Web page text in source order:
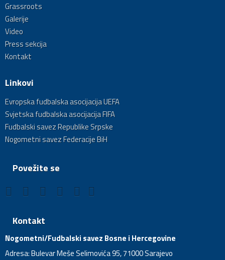
Grassroots
Galerije
Video
Press sekcija
Kontakt
Linkovi
Evropska fudbalska asocijacija UEFA
Svjetska fudbalska asocijacija FIFA
Fudbalski savez Republike Srpske
Nogometni savez Federacije BiH
Povežite se
Kontakt
Nogometni/Fudbalski savez Bosne i Hercegovine
Adresa: Bulevar Meše Selimovića 95, 71000 Sarajevo